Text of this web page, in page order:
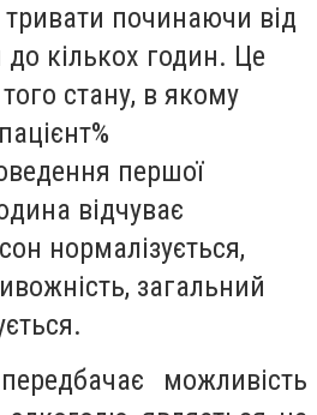
починаючи від
до кількох годин. Це
стану, в якому
першої
відчуває
нормалізується,
загальний
можливість